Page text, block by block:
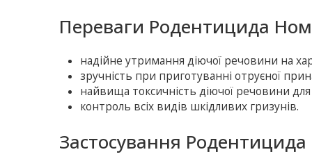
Переваги Родентицида
надійне утримання діючої речовини на
зручність при приготуванні отруєної
найвища токсичність діючої речовини
контроль всіх видів шкідливих гризунів.
Застосування